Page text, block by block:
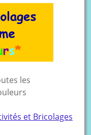
les
et Bricolages